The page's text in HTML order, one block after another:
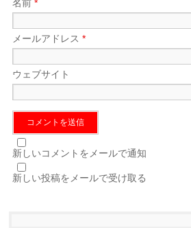
名前*
メールアドレス*
ウェブサイト
新しいコメントをメールで通知
新しい投稿をメールで受け取る